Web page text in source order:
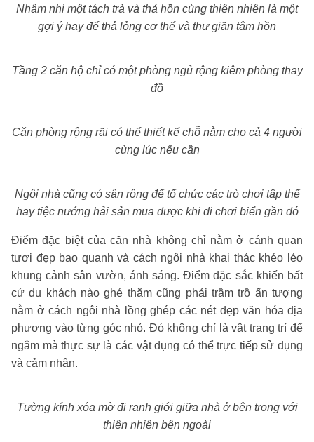
Nhâm nhi một tách trà và thả hồn cùng thiên nhiên là một
gợi ý hay để thả lỏng cơ thể và thư giãn tâm hồn
Tầng 2 căn hộ chỉ có một phòng ngủ rộng kiêm phòng thay
đồ
Căn phòng rộng rãi có thể thiết kế chỗ nằm cho cả 4 người
cùng lúc nếu cần
Ngôi nhà cũng có sân rộng để tổ chức các trò chơi tập thể
hay tiệc nướng hải sản mua được khi đi chơi biển gần đó
Điểm đặc biệt của căn nhà không chỉ nằm ở cánh quan
tươi đẹp bao quanh và cách ngôi nhà khai thác khéo léo
khung cảnh sân vườn, ánh sáng. Điểm đặc sắc khiến bất
cứ du khách nào ghé thăm cũng phải trầm trồ ấn tượng
nằm ở cách ngôi nhà lồng ghép các nét đẹp văn hóa địa
phương vào từng góc nhỏ. Đó không chỉ là vật trang trí để
ngắm mà thực sự là các vật dụng có thể trực tiếp sử dụng
và cảm nhận.
Tường kính xóa mờ đi ranh giới giữa nhà ở bên trong với
thiên nhiên bên ngoài